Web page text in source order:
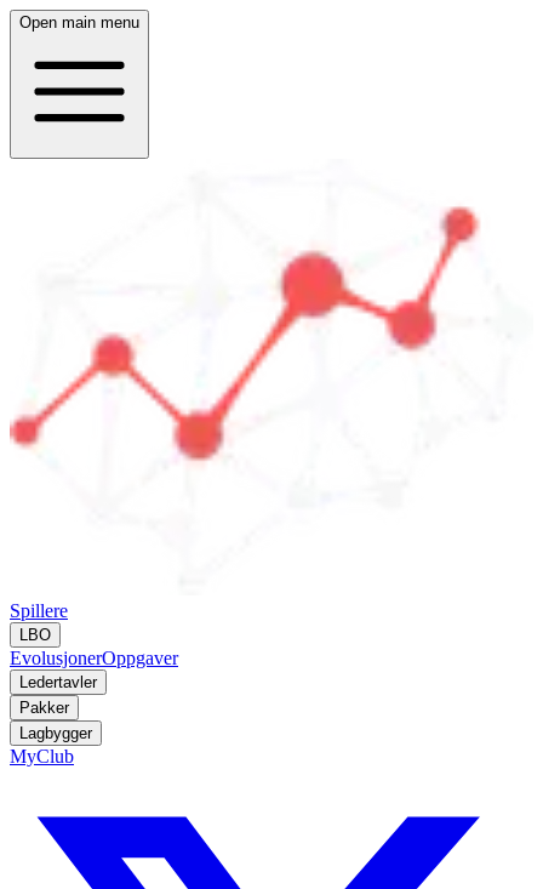
Open main menu
Spillere
LBO
EvolusjonerOppgaver
Ledertavler
Pakker
Lagbygger
MyClub